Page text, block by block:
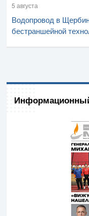
5 августа
Водопровод в
бестраншейной